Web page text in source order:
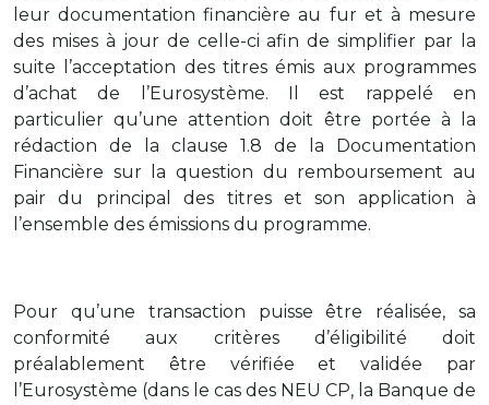
leur documentation financière au fur et à mesure
des mises à jour de celle-ci afin de simplifier par la
suite l’acceptation des titres émis aux programmes
d’achat de l’Eurosystème. Il est rappelé en
particulier qu’une attention doit être portée à la
rédaction de la clause 1.8 de la Documentation
Financière sur la question du remboursement au
pair du principal des titres et son application à
l’ensemble des émissions du programme.
Pour qu’une transaction puisse être réalisée, sa
conformité aux critères d’éligibilité doit
préalablement être vérifiée et validée par
l’Eurosystème (dans le cas des NEU CP, la Banque de